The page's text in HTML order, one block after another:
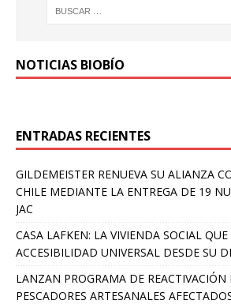
NOTICIAS BIOBÍO
ENTRADAS RECIENTES
GILDEMEISTER RENUEVA SU ALIANZA
CHILE MEDIANTE LA ENTREGA DE 19
JAC
CASA LAFKEN: LA VIVIENDA SOCIAL
ACCESIBILIDAD UNIVERSAL DESDE SU
LANZAN PROGRAMA DE
PESCADORES ARTESANALES